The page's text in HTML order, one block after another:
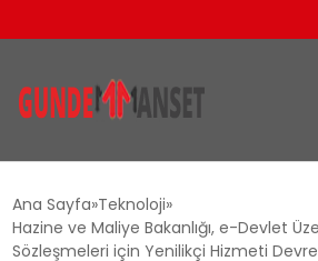
DÜNYA
Ana Sayfa Teknoloji
Hazine ve Maliye Bakanlığı, e-Devlet
Sözleşmeleri için Yenilikçi Hizmeti